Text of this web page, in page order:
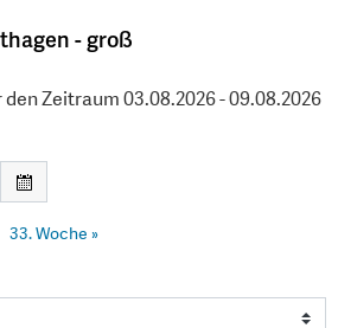
- groß
Zeitraum 03.08.2026 - 09.08.2026
33. Woche »